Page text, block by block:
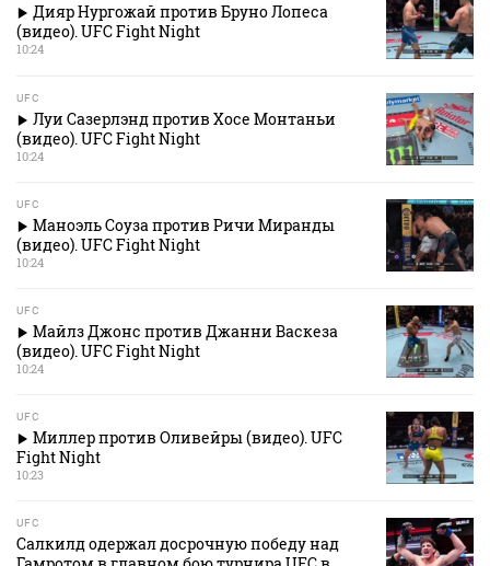
Дияр Нургожай против Бруно Лопеса
(видео). UFC Fight Night
10:24
UFC
Луи Сазерлэнд против Хосе Монтаньи
(видео). UFC Fight Night
10:24
UFC
Маноэль Соуза против Ричи Миранды
(видео). UFC Fight Night
10:24
UFC
Майлз Джонс против Джанни Васкеза
(видео). UFC Fight Night
10:24
UFC
Миллер против Оливейры (видео). UFC
Fight Night
10:23
UFC
Салкилд одержал досрочную победу над